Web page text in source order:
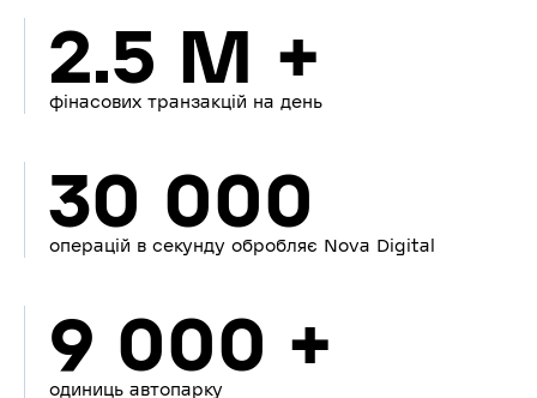
2.5 M +
фінасових транзакцій на день
30 000
операцій в секунду обробляє Nova Digital
9 000 +
одиниць автопарку